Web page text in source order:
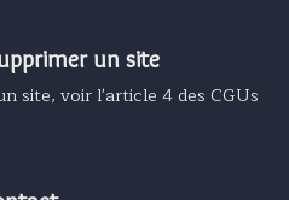
un site
site, voir l'article 4 des CGUs